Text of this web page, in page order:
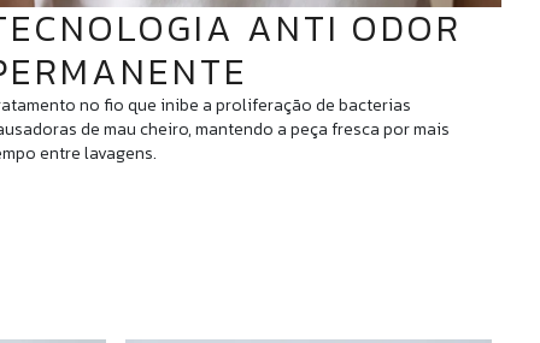
ANTI ODOR
no fio que inibe a proliferação de bacterias
de mau cheiro, mantendo a peça fresca por mais
entre lavagens.